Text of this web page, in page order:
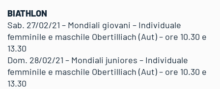
BIATHLON
Sab. 27/02/21 – Mondiali giovani – Individuale
femminile e maschile Obertilliach (Aut) – ore 10.30 e
13.30
Dom. 28/02/21 – Mondiali juniores – Individuale
femminile e maschile Obertilliach (Aut) – ore 10.30 e
13.30